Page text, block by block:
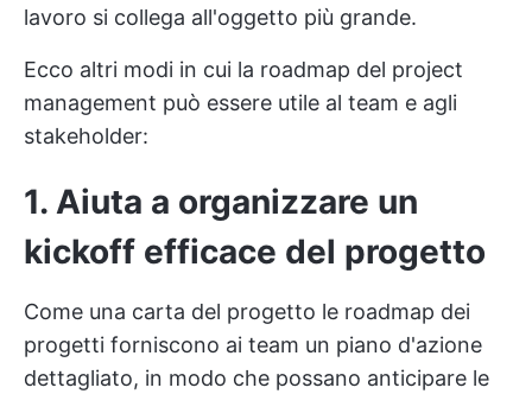
lavoro si collega all'oggetto più grande.
Ecco altri modi in cui la roadmap del project
management può essere utile al team e agli
stakeholder:
1. Aiuta a organizzare un
kickoff efficace del progetto
Come una carta del progetto le roadmap dei
progetti forniscono ai team un piano d'azione
dettagliato, in modo che possano anticipare le